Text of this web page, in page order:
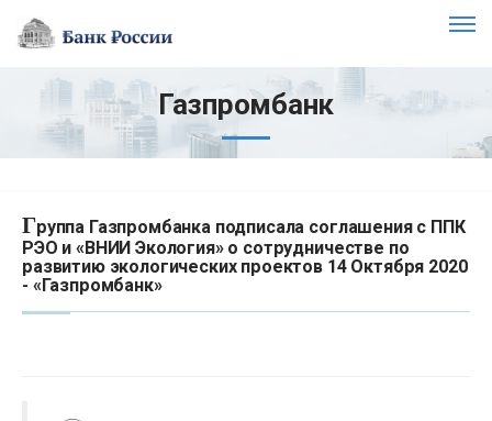
Газпромбанк
Группа Газпромбанка подписала соглашения с ППК
РЭО и «ВНИИ Экология» о сотрудничестве по
развитию экологических проектов 14 Октября 2020
- «Газпромбанк»